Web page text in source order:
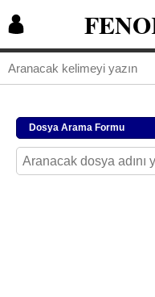
Dosya Arama Formu